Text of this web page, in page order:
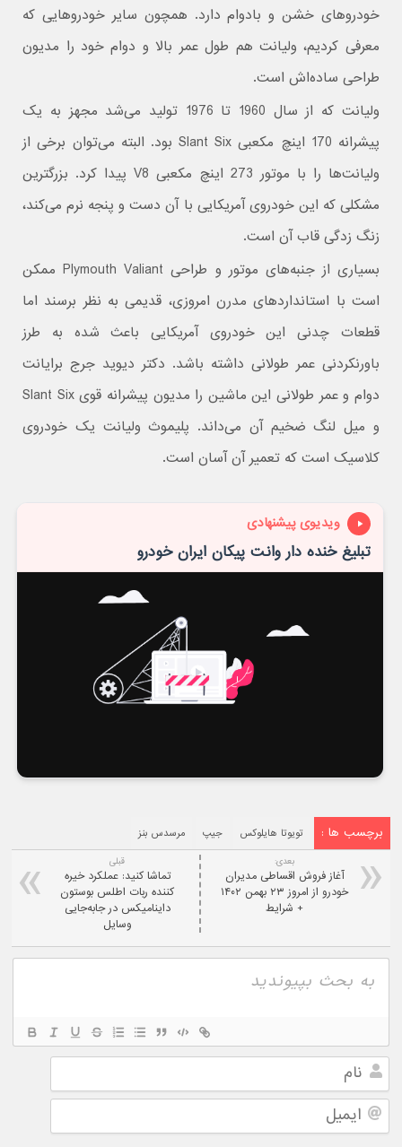
خودروهای خشن و بادوام دارد. همچون سایر خودروهایی که
معرفی کردیم، ولیانت هم طول عمر بالا و دوام خود را مدیون
طراحی ساده‌اش است.
ولیانت که از سال 1960 تا 1976 تولید می‌شد مجهز به یک
پیشرانه 170 اینچ مکعبی Slant Six بود. البته می‌توان برخی از
ولیانت‌ها را با موتور 273 اینچ مکعبی V8 پیدا کرد. بزرگترین
مشکلی که این خودروی آمریکایی با آن دست و پنجه نرم می‌کند،
زنگ زدگی قاب آن است.
بسیاری از جنبه‌های موتور و طراحی Plymouth Valiant ممکن
است با استانداردهای مدرن امروزی، قدیمی به نظر برسند اما
قطعات چدنی این خودروی آمریکایی باعث شده به طرز
باورنکردنی عمر طولانی داشته باشد. دکتر دیوید جرج برایانت
دوام و عمر طولانی این ماشین را مدیون پیشرانه قوی Slant Six
و میل لنگ ضخیم آن می‌داند. پلیموث ولیانت یک خودروی
کلاسیک است که تعمیر آن آسان است.
ویدیوی پیشنهادی
تبلیغ خنده دار وانت پیکان ایران خودرو
برچسب ها : تویوتا هایلوکس جیپ مرسدس‌ بنز
قبلی
تماشا کنید: عملکرد خیره
کننده ربات اطلس بوستون
داینامیکس در جابه‌جایی
وسایل
بعدی:
آغاز فروش اقساطی مدیران
خودرو از امروز ۲۳ بهمن ۱۴۰۲
+ شرایط
نام
ایمیل